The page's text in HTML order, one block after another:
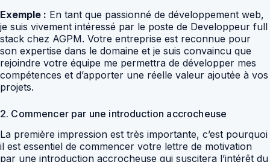
Exemple : En tant que passionné de développement web,
je suis vivement intéressé par le poste de Developpeur full
stack chez AGPM. Votre entreprise est reconnue pour
son expertise dans le domaine et je suis convaincu que
rejoindre votre équipe me permettra de développer mes
compétences et d’apporter une réelle valeur ajoutée à vos
projets.
2. Commencer par une introduction accrocheuse
La première impression est très importante, c’est pourquoi
il est essentiel de commencer votre lettre de motivation
par une introduction accrocheuse qui suscitera l’intérêt du